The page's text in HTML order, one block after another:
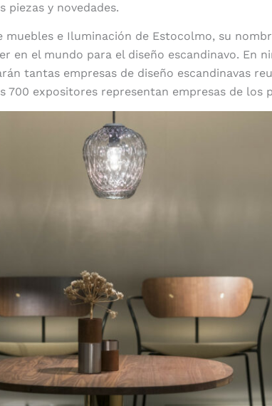
piezas y novedades.
muebles e Iluminación de Estocolmo, su
en el mundo para el diseño escandinavo. En
tantas empresas de diseño escandinavas
700 expositores representan empresas de los